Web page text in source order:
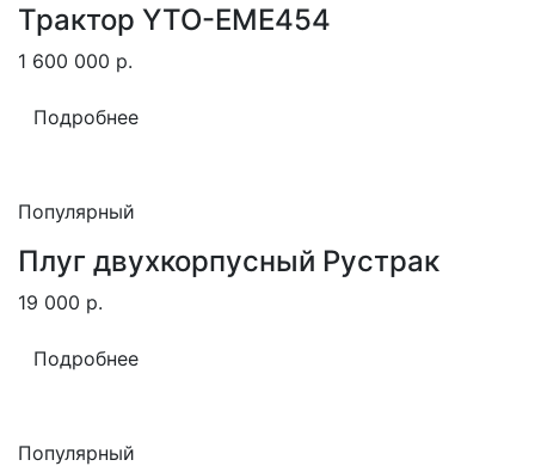
Трактор YTO-EME454
1 600 000 р.
Подробнее
Популярный
Плуг двухкорпусный Рустрак
19 000 р.
Подробнее
Популярный